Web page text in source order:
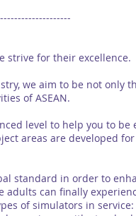
strive for their excellence.
we aim to be not only
of ASEAN.
level to help you to be
areas are developed
standard in order to
adults can finally
of simulators in service: